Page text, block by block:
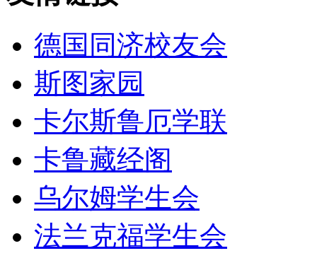
德国同济校友会
斯图家园
卡尔斯鲁厄学联
卡鲁藏经阁
乌尔姆学生会
法兰克福学生会